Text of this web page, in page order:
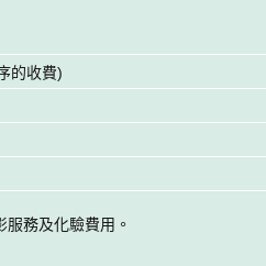
的收費)
服務及化驗費用。